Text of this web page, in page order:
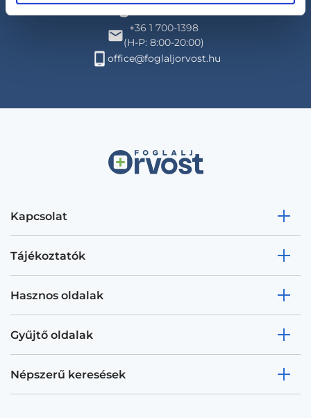
Segíthetünk?
+36 1 700-1398
(H-P: 8:00-20:00)
office@foglaljorvost.hu
Kapcsolat
Tájékoztatók
Hasznos oldalak
Gyűjtő oldalak
Népszerű keresések